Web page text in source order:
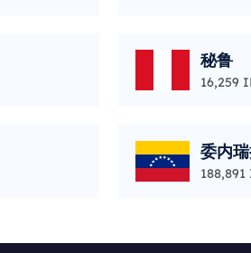
秘鲁
16,259
委内
188,891